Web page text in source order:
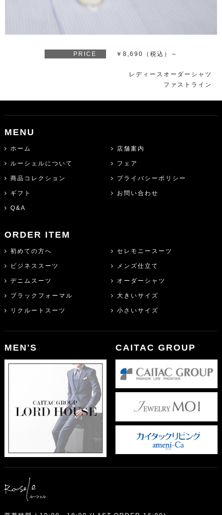
PRICE ￥8,690（税込）～
レディースオーダーシャツ
ファストライン
MENU
ホーム
ルーシェルについて
商品コレクション
ギフト
Q&A
店舗案内
フェア
プライバシーポリシー
お問い合わせ
ORDER ITEM
初めての方へ
ビジネススーツ
デニムスーツ
ブラックフォーマル
リクルートスーツ
セレモニースーツ
メンズ仕立て
オーダーシャツ
大きいサイズ
小さいサイズ
MEN'S CAITAC GROUP